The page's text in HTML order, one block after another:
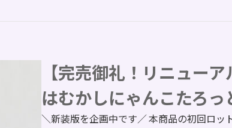
【完売御礼！リニュー
はむかしにゃんこたろっ
＼新装版を企画中です／ 本商品の初回ロッ